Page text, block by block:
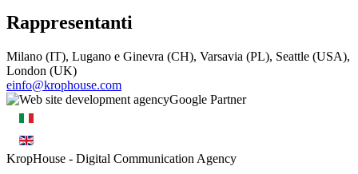
Rappresentanti
Milano (IT), Lugano e Ginevra (CH), Varsavia (PL), Seattle (USA),
London (UK)
einfo@krophouse.com
KropHouse - Digital Communication Agency